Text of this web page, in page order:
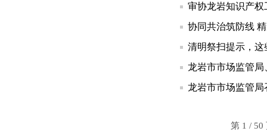
审协龙岩知识产
协同共治筑防线
清明祭扫提示，
龙岩市市场监管
龙岩市市场监管局
第 1 /